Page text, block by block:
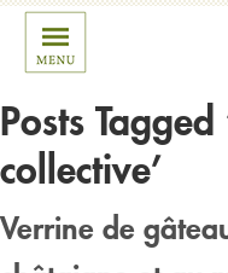
Posts
collective’
Verrine de